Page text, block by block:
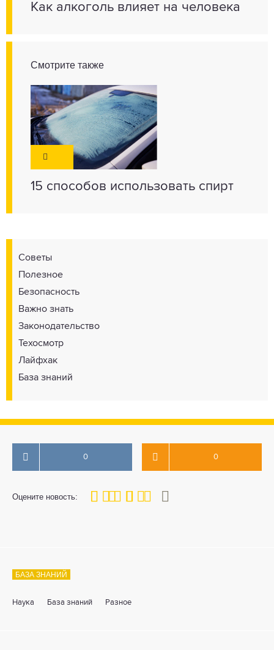
Как алкоголь влияет на человека
Смотрите также
15 способов использовать спирт
Советы
Полезное
Безопасность
Важно знать
Законодательство
Техосмотр
Лайфхак
База знаний
0 0
Оцените новость:
80
1 3 4 5
БАЗА ЗНАНИЙ
Наука База знаний Разное